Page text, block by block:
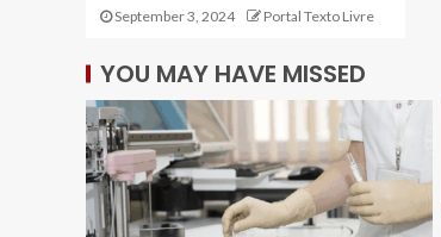
September 3, 2024 Portal Texto Livre
YOU MAY HAVE MISSED